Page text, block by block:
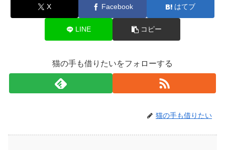
X Facebook はてブ
LINE コピー
猫の手も借りたいをフォローする
猫の手も借りたい